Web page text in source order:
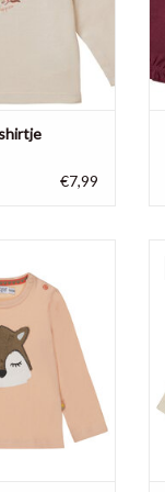
WINKELWAGEN
€7,99
en heeft een
van een hertje
WINKELWAGEN